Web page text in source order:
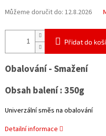
Můžeme doručit do: 12.8.2026
Přidat do
Obalování - Smažení
Obsah balení : 350g
Univerzální směs na obalování
Detailní informace